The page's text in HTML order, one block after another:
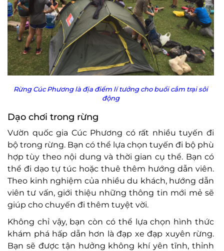
Rừng Cúc Phương là địa điểm lí tưởng cho buổi cắm trại sôi
động
Dạo chơi trong rừng
Vườn quốc gia Cúc Phương có rất nhiều tuyến đi
bộ trong rừng. Bạn có thể lựa chọn tuyến đi bộ phù
hợp tùy theo nội dung và thời gian cụ thể. Bạn có
thể đi dạo tự túc hoặc thuê thêm hướng dẫn viên.
Theo kinh nghiệm của nhiều du khách, hướng dẫn
viên tư vấn, giới thiệu những thông tin mới mẻ sẽ
giúp cho chuyến đi thêm tuyệt vời.
Không chỉ vậy, bạn còn có thể lựa chọn hình thức
khám phá hấp dẫn hơn là đạp xe đạp xuyên rừng.
Bạn sẽ được tận hưởng không khí yên tĩnh, thỉnh